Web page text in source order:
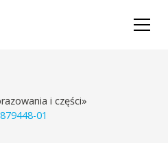
i części»
01